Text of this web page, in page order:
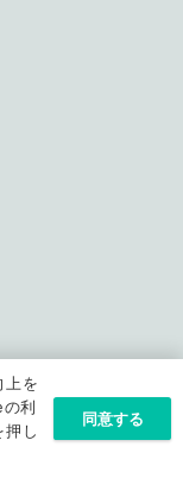
上を
利
し
同意する